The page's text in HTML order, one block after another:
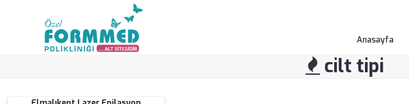
Anasayfa
cilt tipi